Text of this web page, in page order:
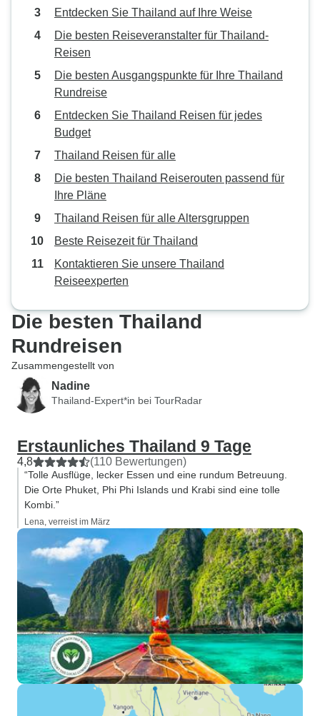
Entdecken Sie Thailand auf Ihre Weise
Die besten Reiseveranstalter für Thailand-
Reisen
Die besten Ausgangspunkte für Ihre Thailand
Rundreise
Entdecken Sie Thailand Reisen für jedes
Budget
Thailand Reisen für alle
Die besten Thailand Reiserouten passend für
Ihre Pläne
Thailand Reisen für alle Altersgruppen
Beste Reisezeit für Thailand
Kontaktieren Sie unsere Thailand
Reiseexperten
Die besten Thailand
Rundreisen
Zusammengestellt von
Nadine
Thailand-Expert*in bei TourRadar
Erstaunliches Thailand 9 Tage
4,8 (110 Bewertungen)
“Tolle Ausflüge, lecker Essen und eine rundum Betreuung.
Die Orte Phuket, Phi Phi Islands und Krabi sind eine tolle
Kombi.”
Lena, verreist im März